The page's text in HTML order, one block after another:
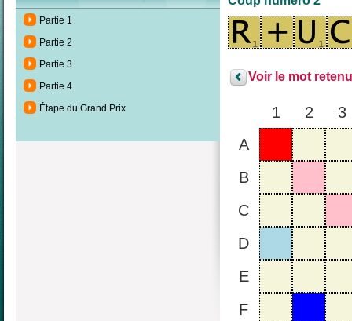
Partie 1
Partie 2
Partie 3
Partie 4
Étape du Grand Prix
Voir le mot
1 2
3
A
B
C
D
E
F